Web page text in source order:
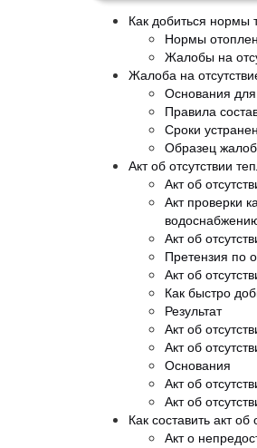
Как добиться нормы
Нормы
Жалобы на
Жалоба на
Основания
Правила
Сроки
Образец
Акт об отсутствии
Акт об
Акт проверки
Акт об
Претензия по
Акт об
Как быстро
Результат
Акт об
Акт об
Основания
Акт об
Акт об
Как составить акт
Акт о